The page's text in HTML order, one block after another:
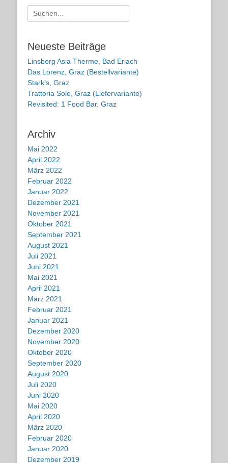
Suche
nach:
Neueste Beiträge
Linsberg Asia Therme, Bad Erlach
Das Lorenz, Graz (Bestellvariante)
Stark’s, Graz
Trattoria Sole, Graz (Liefervariante)
Revisited: 1 Food Bar, Graz
Archiv
Mai 2022
April 2022
März 2022
Februar 2022
Januar 2022
Dezember 2021
November 2021
Oktober 2021
September 2021
August 2021
Juli 2021
Juni 2021
Mai 2021
April 2021
März 2021
Februar 2021
Januar 2021
Dezember 2020
November 2020
Oktober 2020
September 2020
August 2020
Juli 2020
Juni 2020
Mai 2020
April 2020
März 2020
Februar 2020
Januar 2020
Dezember 2019